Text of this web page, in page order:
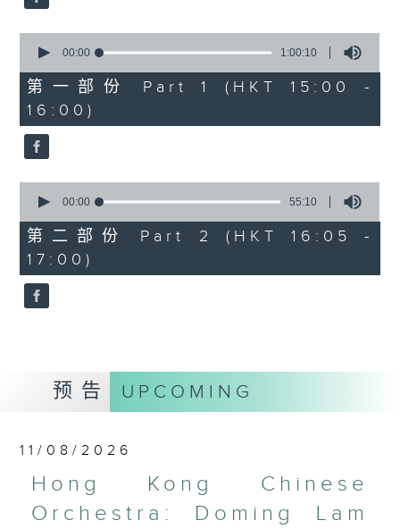
MAHLER (Hibiki SAITO arr.)
(10’)
GARDEL (BARRALET arr.)
Por Una Cabeza (4’)
Hayato SUMINO (Heiman CHEUNG
Three Nocturnes (12’)
Rain (5’)
Nobuo UEMATSU (Hilson YIP arr.)
Final Fantasy: Midgar Fantasy
Suite (15’)
Hall, The Hong Kong Academy for
Performing Arts on on 18/4/2026
演艺学院大提琴音乐节2026
开幕音乐会——星籁弦响
香港演艺学院音乐学院弦乐系学生
seconds
seconds
1
hour,
10
seconds
00:00 1:00:10
第一部份 Part 1 (HKT 15:00 -
16:00)
seconds
55
minutes,
10
seconds
00:00 55:10
第二部份 Part 2 (HKT 16:05 -
17:00)
预告 UPCOMING
11/08/2026
Hong Kong Chinese
Orchestra: Doming Lam